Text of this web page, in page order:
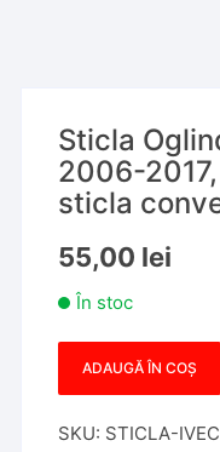
Sticla
2006-
sticla
55,00 lei
În stoc
Cantitate
Oglinda
ADAUGĂ ÎN COȘ
SKU: STICLA-